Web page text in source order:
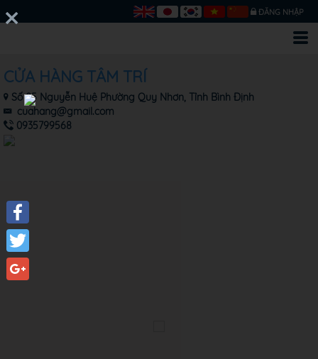
ĐĂNG NHẬP
Facebook
Twitter
CỬA HÀNG TÂM TRÍ
Số 05 Nguyễn Huệ Phường Quy Nhơn, Tỉnh Bình Định
cuahang@gmail.com
0935799568